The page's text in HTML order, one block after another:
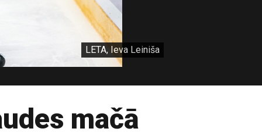
LETA, Ieva Leiniša
mačā